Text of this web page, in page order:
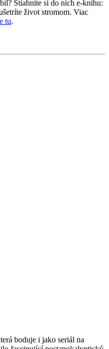
Stiahnite si do nich e-knihu:
život stromom. Viac
tu.
boduje i jako seriál na